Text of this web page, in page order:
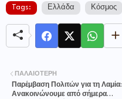
Tags: Ελλάδα Κόσμος
ΠΑΛΑΙΌΤΕΡΗ
Παρέμβαση Πολιτών για τη Λαμία:
Ανακοινώνουμε από σήμερα